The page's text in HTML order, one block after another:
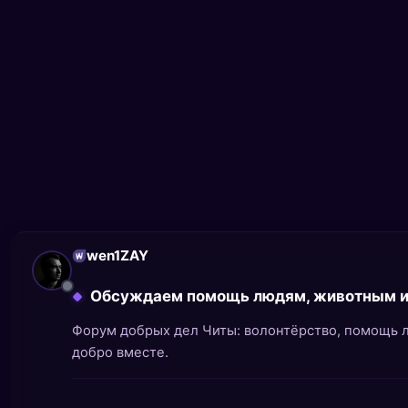
wen1ZAY
Обсуждаем помощь людям, животным
Форум добрых дел Читы: волонтёрство, помощь
добро вместе.